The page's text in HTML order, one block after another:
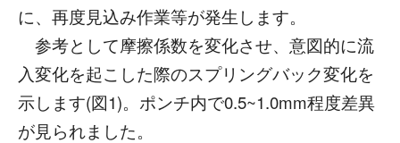
に、再度見込み作業等が発生します。
参考として摩擦係数を変化させ、意図的に流
入変化を起こした際のスプリングバック変化を
示します(図1)。ポンチ内で0.5~1.0mm程度差異
が見られました。